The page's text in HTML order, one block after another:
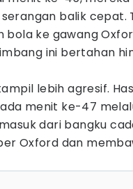
balik cepat.
bola ke gawang
ini bertahan
lebih agresif.
menit ke-47
dari bangku
Oxford dan